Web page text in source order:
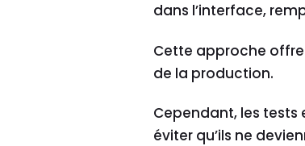
dans l’interface,
Cette approche
de la production.
Cependant, les
éviter qu’ils ne